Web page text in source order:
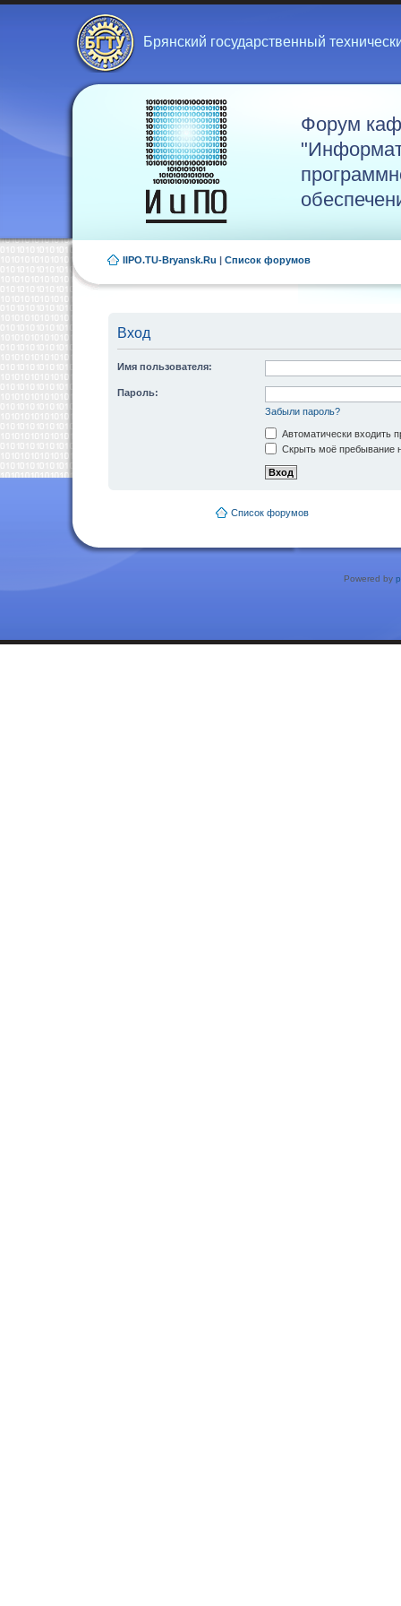
Брянский государственный
Форум
IIPO.TU-Bryansk.Ru | Список форумов
Вход
Имя пользователя:
Пароль:
Забыли пароль?
Автоматически входить
Скрыть моё пребывание
Список форумов
Powered by